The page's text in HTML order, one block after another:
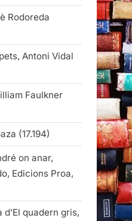
Rodoreda
Antoni Vidal
Faulkner
(17.194)
on anar,
Edicions Proa,
quadern gris,